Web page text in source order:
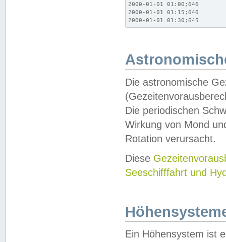
2000-01-01 01:00;646
2000-01-01 01:15;646
2000-01-01 01:30;645
Die astronomische
Die periodischen
Wirkung von Mond
Rotation verursacht.
Diese
Seeschifffahrt und
Ein Höhensystem ist